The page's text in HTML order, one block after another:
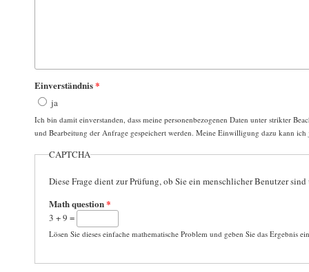
Einverständnis*
ja
Ich bin damit einverstanden, dass meine personenbezogenen Daten unter strikter
und Bearbeitung der Anfrage gespeichert werden. Meine Einwilligung dazu kann
CAPTCHA
Diese Frage dient zur Prüfung, ob Sie ein menschlicher Benutzer
Math question*
3 + 9 =
Lösen Sie dieses einfache mathematische Problem und geben Sie das Ergebnis